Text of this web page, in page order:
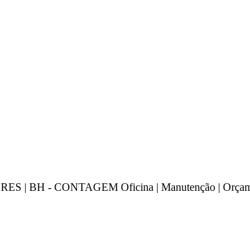
BH - CONTAGEM Oficina | Manutenção |